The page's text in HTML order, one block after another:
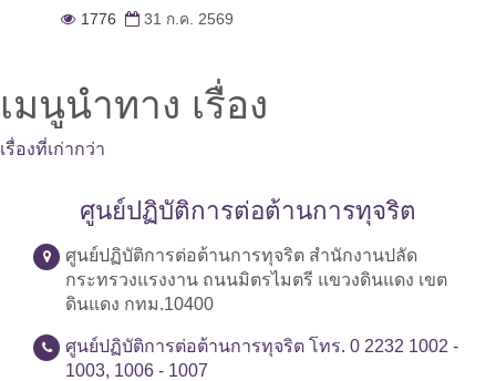
1776 31 ก.ค. 2569
เมนูนำทาง เรื่อง
เรื่องที่เก่ากว่า
ศูนย์ปฏิบัติการต่อต้านการทุจริต
ศูนย์ปฏิบัติการต่อต้านการทุจริต สำนักงานปลัด
กระทรวงแรงงาน ถนนมิตรไมตรี แขวงดินแดง เขต
ดินแดง กทม.10400
ศูนย์ปฏิบัติการต่อต้านการทุจริต โทร. 0 2232 1002 -
1003, 1006 - 1007